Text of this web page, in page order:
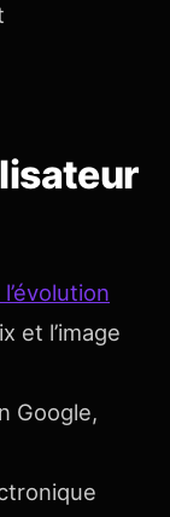
et l’image
Google,